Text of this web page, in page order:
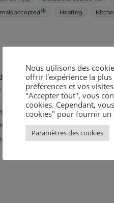
Nous utilisons des
offrir l'expérience la
préférences et vos
"Accepter tout", vous
cookies. Cependant,
cookies" pour fournir un
Paramètres des cookies